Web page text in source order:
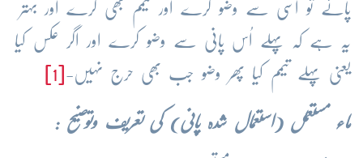
پائے تو اُسی سے وضو کرے اور تیمم بھی کرے اور بہتر
یہ ہے کہ پہلے اُس پانی سے وضو کرے اور اگر عکس کیا
یعنی پہلے تیمم کیا پھر وضو جب بھی حرج نہیں-
ماء مستعمل (استعمال شدہ پانی) کی تعریف وتوضیح :